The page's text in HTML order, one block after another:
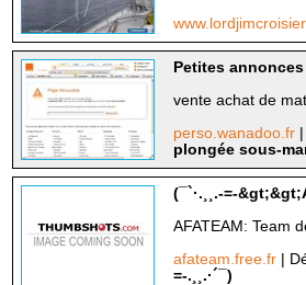
Petites
vente achat de
perso.wanadoo.fr
plongée sous-
(¯`·.¸¸.-=-
AFATEAM: Team
afateam.free.fr
|
=-.¸¸.·´¯)